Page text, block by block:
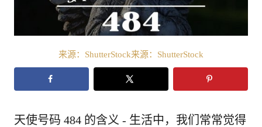
来源：ShutterStock来源：ShutterStock
天使号码 484 的含义 - 生活中，我们常常觉得